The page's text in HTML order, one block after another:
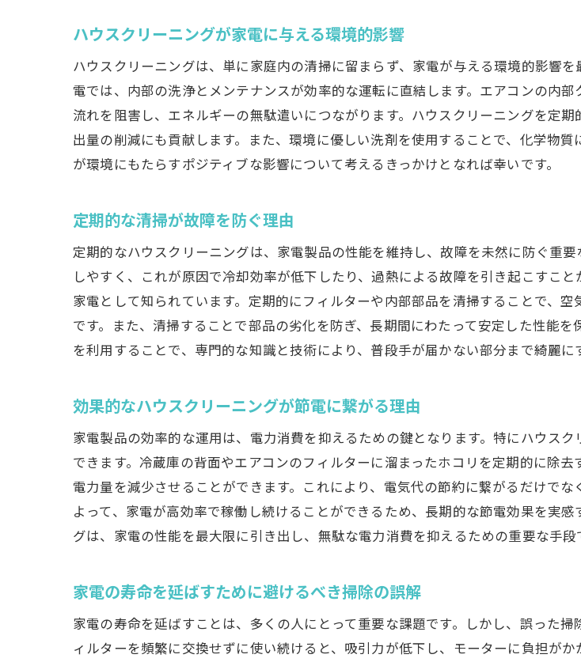
フィルター清掃の重要性とプロセス
長持ちさせるための適切な使用環
メンテナンスのタイミングと方法
過剰な掃除が家電に与える影響
日常の習慣で寿命を延ばす小さな
ハウスクリーニングが家電に与える意
掃除後に感じる使用感の違い
見た目の美しさと心理効果
ハウスクリーニングが家族関係に
プロの視点で見る掃除の価値
家電の種類別に見る清掃頻度の目安
効果的な掃除のための準備と手順
専門家が推奨する清掃スケジュー
清掃後に確認すべき健康チェック
家電を効果的に清掃するための具
正確に汚れを落とすプロの技
特殊な家電に対応する清掃方法
家庭でできるプロ並みのクリー
ハウスクリーニングが家電に与える環境的影響
ハウスクリーニングは、単に家庭内の清掃に留まらず、家電が与える環境的影響
電では、内部の洗浄とメンテナンスが効率的な運転に直結します。エアコンの内
流れを阻害し、エネルギーの無駄遣いにつながります。ハウスクリーニングを定
出量の削減にも貢献します。また、環境に優しい洗剤を使用することで、化学物
が環境にもたらすポジティブな影響について考えるきっかけとなれば幸いです。
定期的な清掃が故障を防ぐ理由
定期的なハウスクリーニングは、家電製品の性能を維持し、故障を未然に防ぐ重
しやすく、これが原因で冷却効率が低下したり、過熱による故障を引き起こすこ
家電として知られています。定期的にフィルターや内部部品を清掃することで、
です。また、清掃することで部品の劣化を防ぎ、長期間にわたって安定した性能
を利用することで、専門的な知識と技術により、普段手が届かない部分まで綺麗に
効果的なハウスクリーニングが節電に繋がる理由
家電製品の効率的な運用は、電力消費を抑えるための鍵となります。特にハウス
できます。冷蔵庫の背面やエアコンのフィルターに溜まったホコリを定期的に除
電力量を減少させることができます。これにより、電気代の節約に繋がるだけで
よって、家電が高効率で稼働し続けることができるため、長期的な節電効果を実
グは、家電の性能を最大限に引き出し、無駄な電力消費を抑えるための重要な手段
家電の寿命を延ばすために避けるべき掃除の誤解
家電の寿命を延ばすことは、多くの人にとって重要な課題です。しかし、誤った
ィルターを頻繁に交換せずに使い続けると、吸引力が低下し、モーターに負担が